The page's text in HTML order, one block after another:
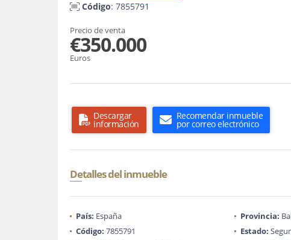
Código: 7855791
Precio de venta
€350.000
Euros
Descargar
información
Recomendar inmueble
por correo electrónico
Detalles del inmueble
País: España Provincia:
Código: 7855791 Estado: